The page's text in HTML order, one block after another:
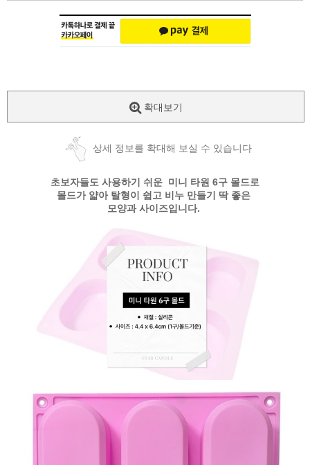
확대보기
상세 정보를 확대해 보실 수 있습니다
초보자들도 사용하기 쉬운 미니 타원 6구 몰드로
몰드가 얇아 탈형이 쉽고 비누 만들기 딱 좋은
모양과 사이즈입니다.